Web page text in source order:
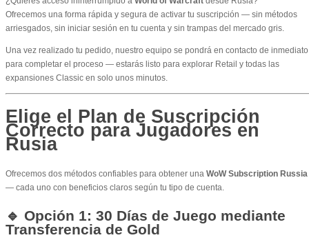
Ofrecemos una forma rápida y segura de activar tu suscripción — sin métodos
arriesgados, sin iniciar sesión en tu cuenta y sin trampas del mercado gris.
Una vez realizado tu pedido, nuestro equipo se pondrá en contacto de inmediato
para completar el proceso — estarás listo para explorar Retail y todas las
expansiones Classic en solo unos minutos.
Elige el Plan de Suscripción
Correcto para Jugadores en
Rusia
Ofrecemos dos métodos confiables para obtener una WoW Subscription Russia
— cada uno con beneficios claros según tu tipo de cuenta.
🔹 Opción 1: 30 Días de Juego mediante
Transferencia de Gold